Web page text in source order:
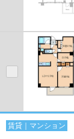
賃貸｜マンション